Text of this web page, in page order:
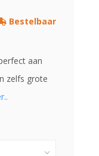
Bestelbaar
aan
zelfs grote